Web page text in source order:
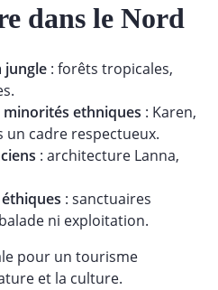
dans le Nord
jungle : forêts tropicales,
minorités ethniques : Karen,
un cadre respectueux.
: architecture Lanna,
: sanctuaires
ni exploitation.
pour un tourisme
et la culture.